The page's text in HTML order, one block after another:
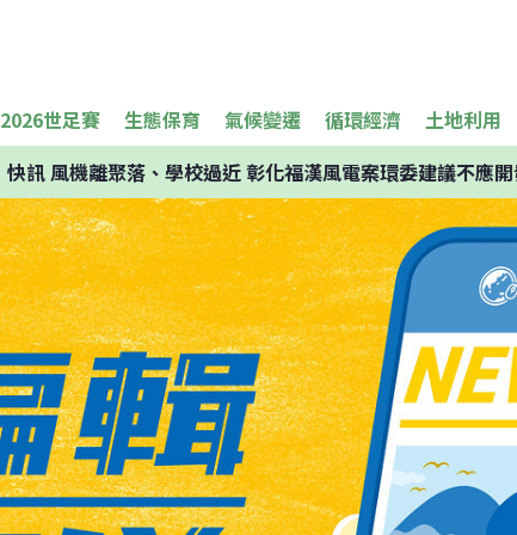
2026世足賽 生態保育 氣候變遷 循環經濟 土地利用
快訊風機離聚落、學校過近 彰化福漢風電案環委建議不應